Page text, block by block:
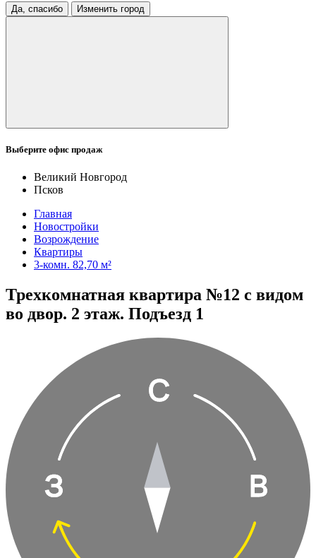
Да, спасибо Изменить город
Выберите офис продаж
Великий Новгород
Псков
Главная
Новостройки
Возрождение
Квартиры
3-комн. 82,70 м²
Трехкомнатная квартира №12 с видом
во двор. 2 этаж. Подъезд 1